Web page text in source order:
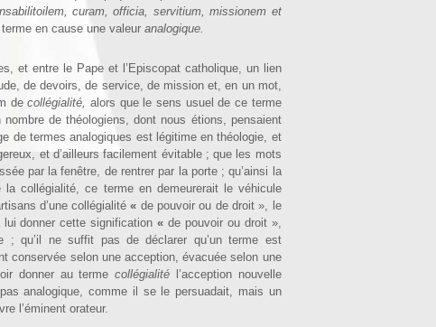
curam, officia, servitium, missionem et
en cause une valeur analogique.
et entre le Pape et l’Episcopat catholique, un lien
de devoirs, de service, de mission et, en un mot,
decollégialité, alors que le sens usuel de ce terme
de théologiens, dont nous étions, pensaient
de termes analogiques est légitime en théologie, et
et d’ailleurs facilement évitable ; que les mots
par la fenêtre, de rentrer par la porte ; qu’ainsi la
collégialité, ce terme en demeurerait le véhicule
d’une collégialité« de pouvoir ou de droit », le
lui donner cette signification«de pouvoir ou droit »,
; qu’il ne suffit pas de déclarer qu’un terme est
conservée selon une acception, évacuée selon une
donner au termecollégialité
l’acception nouvelle
analogique, comme il se le persuadait, mais un
l’éminent orateur.